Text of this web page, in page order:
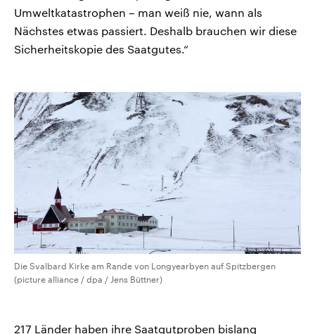
Umweltkatastrophen – man weiß nie, wann als
Nächstes etwas passiert. Deshalb brauchen wir diese
Sicherheitskopie des Saatgutes.“
Die Svalbard Kirke am Rande von Longyearbyen auf Spitzbergen
(picture alliance / dpa / Jens Büttner)
217 Länder haben ihre Saatgutproben bislang